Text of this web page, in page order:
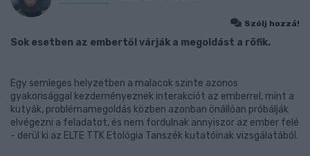
Szólj hozzá!
Sok esetben az embertől várják a megoldást a röfik.
Egy semleges helyzetben a malacok szinte azonos
gyakorisággal kezdeményeznek interakciót az emberrel, mint a
kutyák, problémamegoldás közben azonban önállóan próbálják
elvégezni a feladatot, és nem fordulnak annyiszor az ember felé
- derül ki az ELTE TTK Etológia Tanszék kutatóinak vizsgálatából.